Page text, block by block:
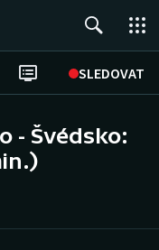
SLEDOVAT
- Švédsko: